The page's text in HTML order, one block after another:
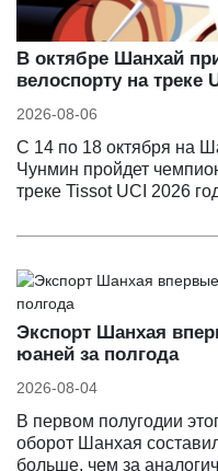
В октябре Шанхай
велоспорту на треке
2026-08-06
С 14 по 18 октября на
Чунмин пройдет
треке Tissot UCI 2026
Экспорт Шанхая
юаней за полгода
2026-08-04
В первом полугодии
оборот Шанхая
больше, чем за